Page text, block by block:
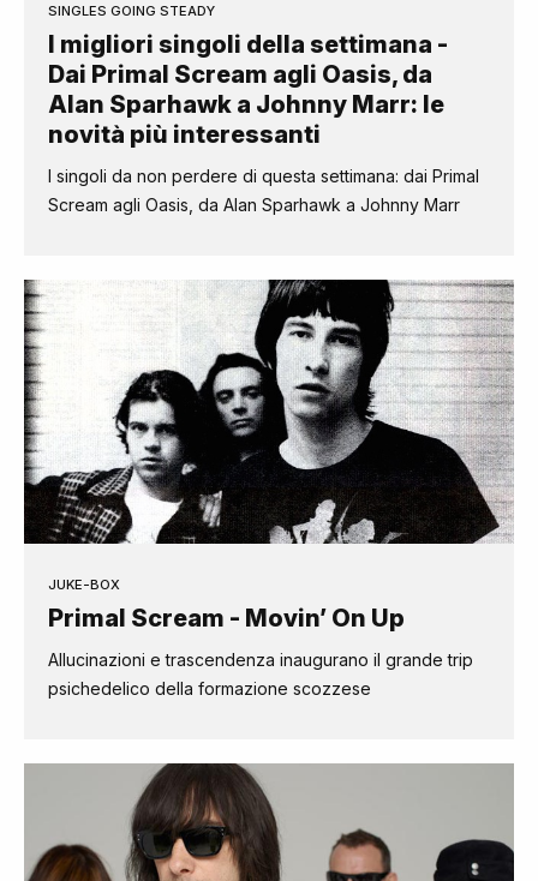
SINGLES GOING STEADY
I migliori singoli della settimana -
Dai Primal Scream agli Oasis, da
Alan Sparhawk a Johnny Marr: le
novità più interessanti
I singoli da non perdere di questa settimana: dai Primal
Scream agli Oasis, da Alan Sparhawk a Johnny Marr
JUKE-BOX
Primal Scream - Movin’ On Up
Allucinazioni e trascendenza inaugurano il grande trip
psichedelico della formazione scozzese